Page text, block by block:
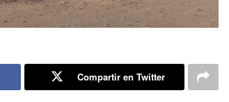
Compartir en Twitter